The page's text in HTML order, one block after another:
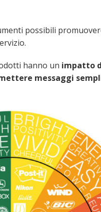
possibili
hanno un impatto
messaggi